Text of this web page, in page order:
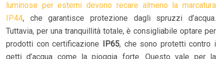
luminose per esterni devono recare almeno la marcatura
IP44, che garantisce protezione dagli spruzzi d’acqua.
Tuttavia, per una tranquillità totale, è consigliabile optare per
prodotti con certificazione IP65, che sono protetti contro i
getti d’acqua come la pioggia forte. Questo vale per la